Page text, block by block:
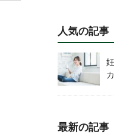
人気の記事
最新の記事